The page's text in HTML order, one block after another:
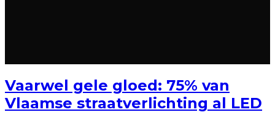
Vaarwel gele gloed: 75% van
Vlaamse straatverlichting al LED